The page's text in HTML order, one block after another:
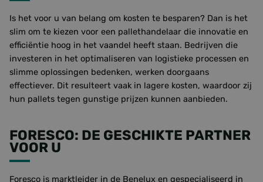
Is het voor u van belang om kosten te besparen? Dan is het
slim om te kiezen voor een pallethandelaar die innovatie en
efficiëntie hoog in het vaandel heeft staan. Bedrijven die
investeren in het optimaliseren van logistieke processen en
slimme oplossingen bedenken, werken doorgaans
effectiever. Dit resulteert vaak in lagere kosten, waardoor zij
hun pallets tegen gunstige prijzen kunnen aanbieden.
FORESCO: DE GESCHIKTE PARTNER
VOOR U
Foresco is marktleider in de Benelux en gespecialiseerd in